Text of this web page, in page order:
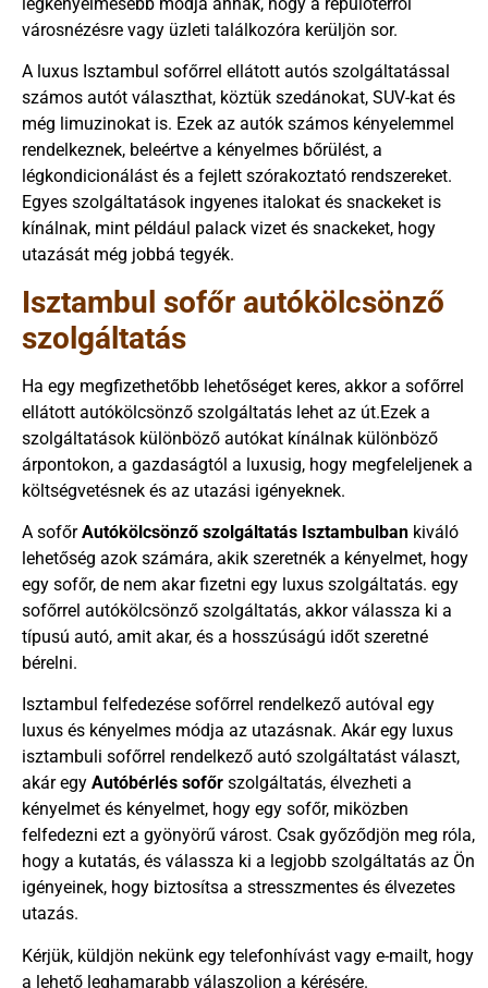
városnézésre vagy üzleti találkozóra kerüljön sor.
A luxus Isztambul sofőrrel ellátott autós szolgáltatással
számos autót választhat, köztük szedánokat, SUV-kat és
még limuzinokat is. Ezek az autók számos kényelemmel
rendelkeznek, beleértve a kényelmes bőrülést, a
légkondicionálást és a fejlett szórakoztató rendszereket.
Egyes szolgáltatások ingyenes italokat és snackeket is
kínálnak, mint például palack vizet és snackeket, hogy
utazását még jobbá tegyék.
Isztambul sofőr autókölcsönző
szolgáltatás
Ha egy megfizethetőbb lehetőséget keres, akkor a sofőrrel
ellátott autókölcsönző szolgáltatás lehet az út.Ezek a
szolgáltatások különböző autókat kínálnak különböző
árpontokon, a gazdaságtól a luxusig, hogy megfeleljenek a
költségvetésnek és az utazási igényeknek.
A sofőrAutókölcsönző szolgáltatás Isztambulban kiváló
lehetőség azok számára, akik szeretnék a kényelmet, hogy
egy sofőr, de nem akar fizetni egy luxus szolgáltatás. egy
sofőrrel autókölcsönző szolgáltatás, akkor válassza ki a
típusú autó, amit akar, és a hosszúságú időt szeretné
bérelni.
Isztambul felfedezése sofőrrel rendelkező autóval egy
luxus és kényelmes módja az utazásnak. Akár egy luxus
isztambuli sofőrrel rendelkező autó szolgáltatást választ,
akár egy Autóbérlés sofőr szolgáltatás, élvezheti a
kényelmet és kényelmet, hogy egy sofőr, miközben
felfedezni ezt a gyönyörű várost. Csak győződjön meg róla,
hogy a kutatás, és válassza ki a legjobb szolgáltatás az Ön
igényeinek, hogy biztosítsa a stresszmentes és élvezetes
utazás.
Kérjük, küldjön nekünk egy telefonhívást vagy e-mailt, hogy
a lehető leghamarabb válaszoljon a kérésére.